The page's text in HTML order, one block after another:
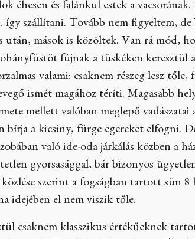
éhesen és falánkul estek a
így szállítani. Tovább nem figyeltem,
után, mások is közöltek. Van rá mód,
fújnak a tüskéken keresztül
valami: csaknem részeg lesz
ismét magához téríti. Magasabb
mellett valóban meglepő
bírja a kicsiny, fürge egereket elfogni.
való ide-oda járkálás közben a
gyorsasággal, bár bizonyos
szerint a fogságban tartott sün
idejében el nem viszik tőle.
csaknem klasszikus értékűeknek